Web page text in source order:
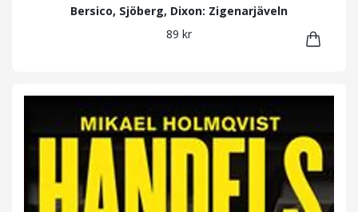
Bersico, Sjöberg, Dixon: Zigenarjäveln
89 kr